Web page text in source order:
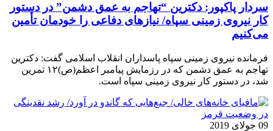
سردار پاکپور: دکترین “تهاجم به عمق دشمن” در دستور
کار نیروی زمینی سپاه/ نیازهای دفاعی را خودمان تأمین
می‌کنیم
فرمانده نیروی زمینی سپاه پاسداران انقلاب اسلامی گفت: دکترین
تهاجم به عمق دشمن که در رزمایش پیامبر اعظم(ص)۱۲ تمرین
شد، در دستور کار نیروی زمینی سپاه است.
09 جولای 2019